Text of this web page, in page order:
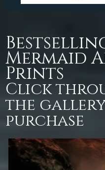
Mermaid
Prints
Click
the
purchase